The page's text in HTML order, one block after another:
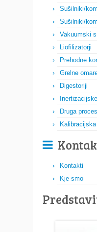
Sušilniki/
Sušilniki/
Vakuumski
Liofilizatorji
Prehodne
Grelne
Digestoriji
Druga
Kontakti
Kje smo